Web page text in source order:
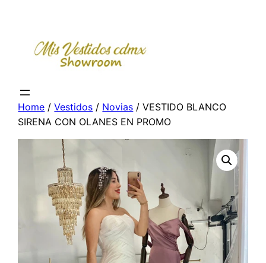
content
Home /Vestidos / Novias / VESTIDO BLANCO
SIRENA CON OLANES EN PROMO